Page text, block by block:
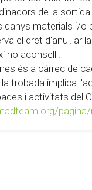
de la
danys materials i/
el dret d'anul.lar
ho aconselli.
és a càrrec de
trobada implica
i activitats del